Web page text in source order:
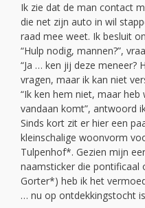
Ik zie dat de man contact
die net zijn auto in wil
raad mee weet. Ik besluit
“Hulp nodig, mannen?”,
“Ja … ken jij deze meneer?
vragen, maar ik kan niet
“Ik ken hem niet, maar
vandaan komt”, antwoord
Sinds kort zit er hier een
kleinschalige woonvorm
Tulpenhof*. Gezien mijn
naamsticker die pontificaal
Gorter*) heb ik het
… nu op ontdekkingstocht